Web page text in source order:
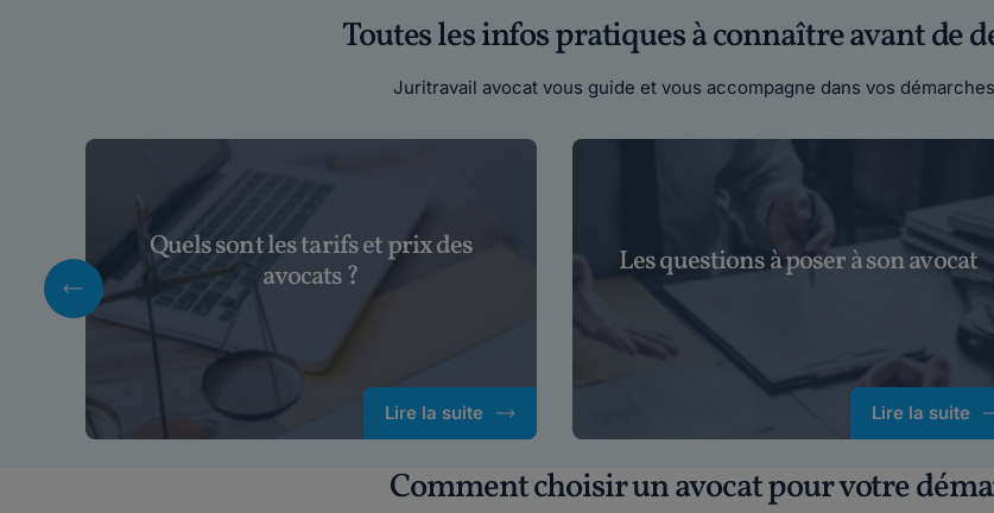
Toutes les infos pratiques à connaître avant de
Juritravail avocat vous guide et vous accompagne dans vos
Quels sont les tarifs et prix des
avocats ?
Lire la suite
Les questions à poser à son avocat
Lire la suite
Comment choisir un avocat pour votre